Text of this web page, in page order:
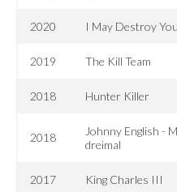
2020 I May Destroy You
2019 The Kill Team
2018 Hunter Killer
2018
Johnny English -
dreimal
2017 King Charles III